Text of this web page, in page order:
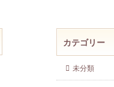
カテゴリー
未分類